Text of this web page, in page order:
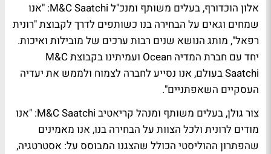
אלון הוכדורף, בעלים משותף ומנכ"ל M&C Saatchi: "אנו
שמחים וגאים על הבחירה בנו כשותפים לדרך לקבוצת "רונית
רפאל", מותג הנושא שנים רבות ערכים של מובילות ואיכות.
יחד עם חברת המדיה Ocean ועמיתינו בקבוצת M&C
Saatchi בעולם, אנו נסייע לחברה לצמוח ולממש את יעדיה
העסקיים השאפתניים".
צור גולן, בעלים משותף ומנהל קריאטיב M&C Saatchi: "אנו
מודים לרונית ולכל הצוות על הבחירה בנו, אנו מאמינים
שהפתרון ההוליסטי הכולל שהצגנו המבוסס על: אסטרטגיה,